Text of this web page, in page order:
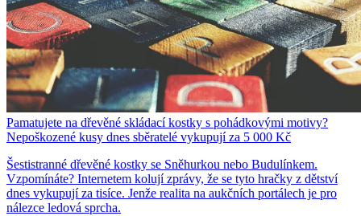
Pamatujete na dřevěné skládací kostky s pohádkovými motivy?
Nepoškozené kusy dnes sběratelé vykupují za 5 000 Kč
Šestistranné dřevěné kostky se Sněhurkou nebo Budulínkem.
Vzpomínáte? Internetem kolují zprávy, že se tyto hračky z dětství
dnes vykupují za tisíce. Jenže realita na aukčních portálech je pro
nálezce ledová sprcha.